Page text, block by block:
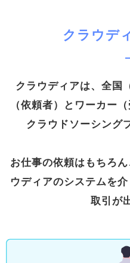
クラウデ
クラウディアは、全国
（依頼者）とワーカー
クラウドソーシング
お仕事の依頼はもちろ
ウディアのシステムを
取引が